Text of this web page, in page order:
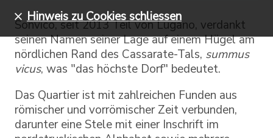
Sonvico, seit 2013 Teil von Lugano, verdankt
seinen Namen seiner Lage auf einem Hügel am
nördlichen Rand des Cassarate-Tals, summus
vicus, was "das höchste Dorf" bedeutet.
Das Quartier ist mit zahlreichen Funden aus
römischer und vorrömischer Zeit verbunden,
darunter eine Stele mit einer Inschrift im
Hinweis zu Cookies schliessen